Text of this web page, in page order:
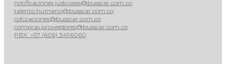
notificaciones.judiciales@busscar.com.co
talento.humano@busscar.com.co
cotizaciones@busscar.com.co
compras.proveedores@busscar.com.co
PBX: +57 (606) 3496060